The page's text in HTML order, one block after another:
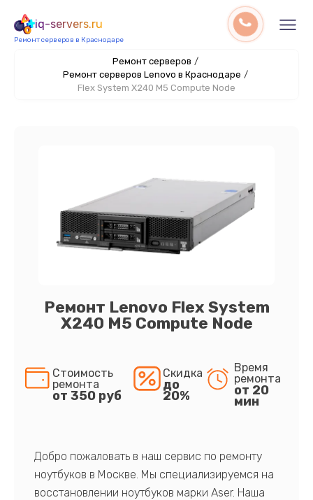
iq-servers.ru
Ремонт серверов в Краснодаре
Ремонт серверов /
Ремонт серверов Lenovo в Краснодаре /
Flex System X240 M5 Compute Node
Ремонт Lenovo Flex System
X240 M5 Compute Node
Стоимость
ремонта
от 350 руб
Скидка
до
20%
Время
ремонта
от 20
мин
Добро пожаловать в наш сервис по ремонту
ноутбуков в Москве. Мы специализируемся на
восстановлении ноутбуков марки Aser. Наша